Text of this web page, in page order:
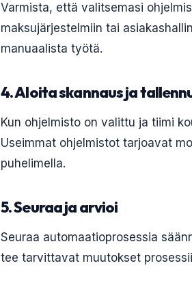
Varmista, että valitsemasi
maksujärjestelmiin tai
manuaalista työtä.
4. Aloita skannaus ja
Kun ohjelmisto on valittu ja tiimi
Useimmat ohjelmistot tarjoavat
puhelimella.
5. Seuraa ja arvioi
Seuraa automaatioprosessia
tee tarvittavat muutokset